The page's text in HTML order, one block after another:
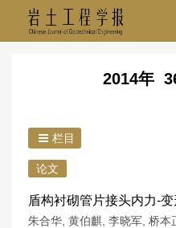
2014年
栏目
论文
盾构衬砌管片接头内力-
朱合华 黄伯麒 李晓军 桥本